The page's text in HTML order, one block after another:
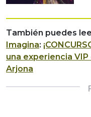
También puedes
Imagina:
una experiencia
Arjona